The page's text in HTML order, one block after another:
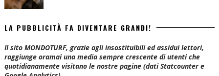
LA PUBBLICITÀ FA DIVENTARE GRANDI!
Il sito MONDOTURF, grazie agli insostituibili ed assidui lettori,
raggiunge oramai una media sempre crescente di utenti che
quotidianamente visitano le nostre pagine (dati Statcounter e